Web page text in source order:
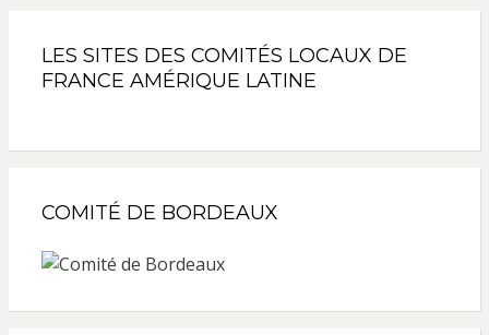
LES SITES DES COMITÉS LOCAUX DE
FRANCE AMÉRIQUE LATINE
COMITÉ DE BORDEAUX